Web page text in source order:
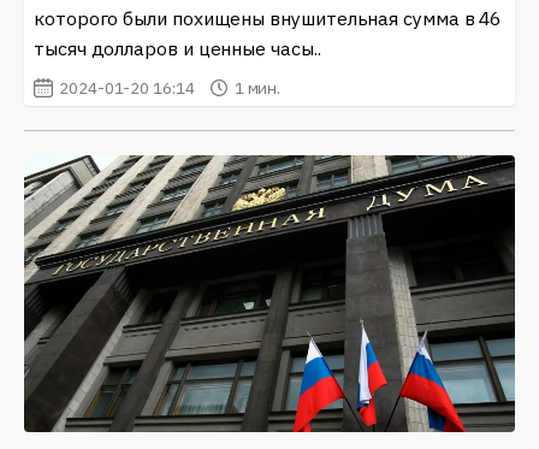
которого были похищены внушительная сумма в 46
тысяч долларов и ценные часы..
2024-01-20 16:14 1 мин.